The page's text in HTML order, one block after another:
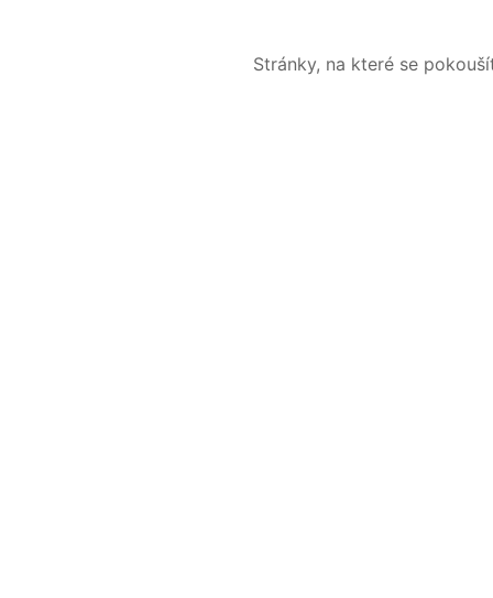
Stránky, na které se